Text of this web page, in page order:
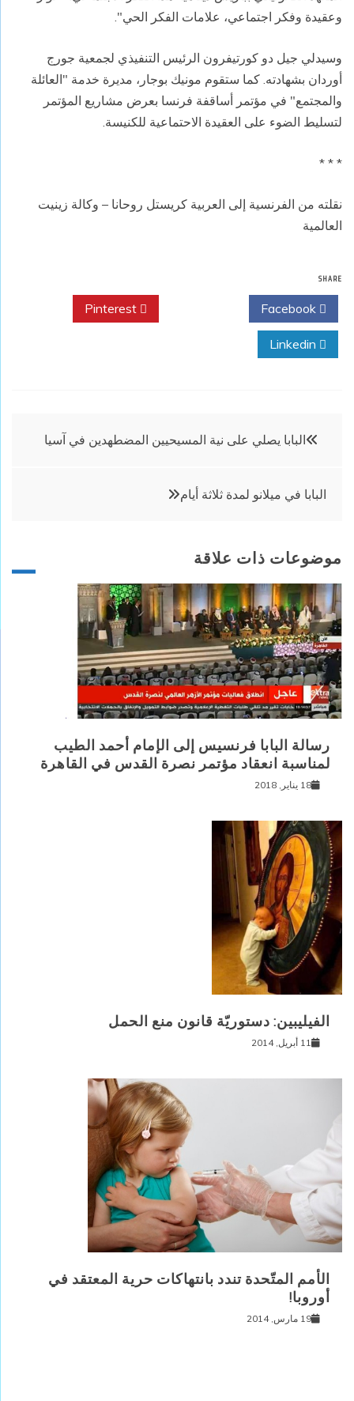
وعقيدة وفكر اجتماعي، علامات الفكر الحي".
وسيدلي جيل دو كورتيفرون الرئيس التنفيذي لجمعية جورج
أوردان بشهادته. كما ستقوم مونيك بوجار، مديرة خدمة "العائلة
والمجتمع" في مؤتمر أساقفة فرنسا بعرض مشاريع المؤتمر
لتسليط الضوء على العقيدة الاحتماعية للكنيسة.
* * *
نقلته من الفرنسية إلى العربية كريستل روحانا – وكالة زينيت
العالمية
SHARE
تصفّحالبابا يصلي على نية المسيحيين المضطهدين في آسيا
البابا في ميلانو لمدة ثلاثة أيام
موضوعات ذات علاقة
رسالة البابا فرنسيس إلى الإمام أحمد الطيب
لمناسبة انعقاد مؤتمر نصرة القدس في القاهرة
18 يناير, 2018
الفيليبين: دستوريّة قانون منع الحمل
11 أبريل, 2014
الأمم المتّحدة تندد بانتهاكات حرية المعتقد في
أوروبا!
19 مارس, 2014